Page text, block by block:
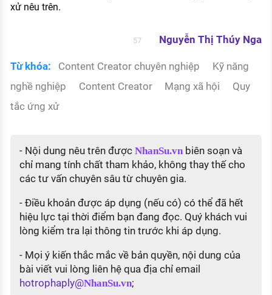
xử nêu trên.
57 Nguyễn Thị Thúy Nga
Từ khóa: Content Creator chuyên nghiệp
Kỹ năng
nghề nghiệp
Content Creator Mạng xã hội
Quy
tắc ứng xử
- Nội dung nêu trên được NhanSu.vnbiên soạn và
chỉ mang tính chất tham khảo, không thay thế cho
các tư vấn chuyên sâu từ chuyên gia.
- Điều khoản được áp dụng (nếu có) có thể đã hết
hiệu lực tại thời điểm bạn đang đọc. Quý khách vui
lòng kiểm tra lại thông tin trước khi áp dụng.
- Mọi ý kiến thắc mắc về bản quyền, nội dung của
bài viết vui lòng liên hệ qua địa chỉ email
hotrophaply@NhanSu.vn;